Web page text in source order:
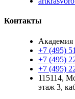
Контакты
Академия
+7 (495)
+7 (495)
+7 (495)
115114,
этаж 3,